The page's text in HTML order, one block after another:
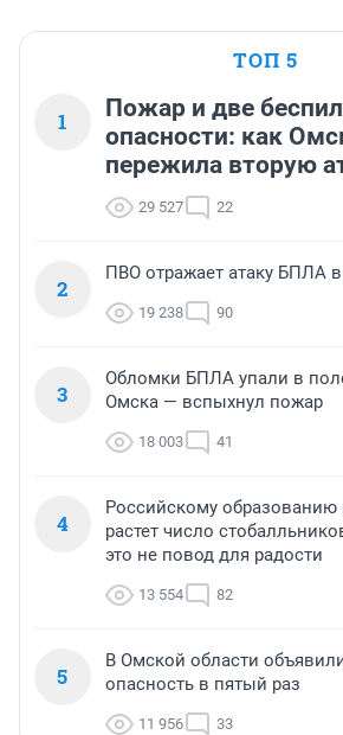
ТОП 5
1
Пожар и две
опасности: как
пережила вторую
29 527 22
2
ПВО отражает атаку БПЛА
19 238 90
3
Обломки БПЛА упали в
Омска — вспыхнул пожар
18 003 41
4
Российскому образованию
растет число
это не повод для радости
13 554 82
5
В Омской области
опасность в пятый раз
11 956 33